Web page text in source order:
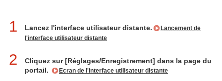
1 Lancez l'interface utilisateur distante.
Lancement de
l'interface utilisateur distante
2
Cliquez sur [Réglages/Enregistrement] dans la page du
portail.
Ecran de l'interface utilisateur distante